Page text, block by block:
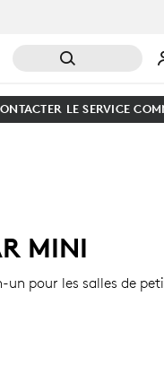
LE SERVICE
MINI
pour les salles de